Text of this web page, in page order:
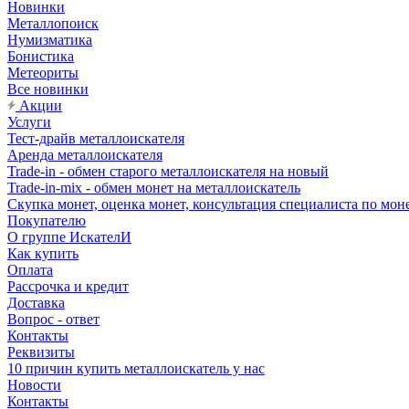
Новинки
Металлопоиск
Нумизматика
Бонистика
Метеориты
Все новинки
Акции
Услуги
Тест-драйв металлоискателя
Аренда металлоискателя
Trade-in - обмен старого металлоискателя на новый
Trade-in-mix - обмен монет на металлоискатель
Скупка монет, оценка монет, консультация специалиста по
Покупателю
О группе ИскателИ
Как купить
Оплата
Рассрочка и кредит
Доставка
Вопрос - ответ
Контакты
Реквизиты
10 причин купить металлоискатель у нас
Новости
Контакты